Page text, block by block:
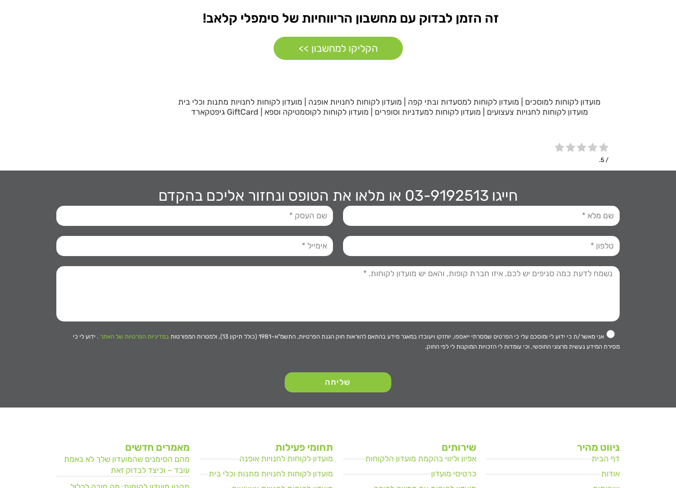
זה הזמן לבדוק עם מחשבון הריווחיות של סימפלי קלאב!
הקליקו למחשבון >>
מועדון לקוחות למוסכים מועדון לקוחות למסעדות ובתי קפה מועדון לקוחות לחנויות אופנה
מועדון לקוחות לחנויות מתנות וכלי בית
מועדון לקוחות לחנויות צעצועים
מועדון לקוחות למעדניות וסופרים מועדון לקוחות לקוסמטיקה וספא GiftCard גיפטקארד
/ 5.
חייגו 03-9192513 או מלאו את הטופס ונחזור אליכם בהקדם
אני מאשר/ת כי ידוע לי ומוסכם עלי כי הפרטים שמסרתי ייאספו, יוחזקו ויעובדו במאגר מידע בהתאם להוראות חוק הגנת הפרטיות, התשמ"א–1981 (כולל תיקון 13), ולמטרות המפורטות במדיניות הפרטיות של האתר . ידוע לי כי
מסירת המידע נעשית מרצוני החופשי, וכי עומדות לי הזכויות המוקנות לי לפי החוק.
שליחה
ניווט מהיר
דף הבית
אודות
שירותים
אפיון וליווי בהקמת מועדון הלקוחות
כרטיסי מועדון
תחומי פעילות
מועדון לקוחות לחנויות אופנה
מועדון לקוחות לחנויות מתנות וכלי בית
מאמרים חדשים
מהם הסימנים שהמועדון שלך לא באמת
עובד – וכיצד לבדוק זאת